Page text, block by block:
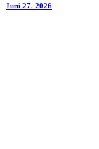
Juni 27. 2026